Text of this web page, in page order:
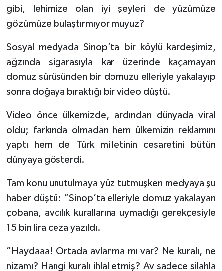
gibi, lehimize olan iyi şeyleri de yüzümüze
gözümüze bulaştırmıyor muyuz?
Sosyal medyada Sinop’ta bir köylü kardeşimiz,
ağzında sigarasıyla kar üzerinde kaçamayan
domuz sürüsünden bir domuzu elleriyle yakalayıp
sonra doğaya bıraktığı bir video düştü.
Video önce ülkemizde, ardından dünyada viral
oldu; farkında olmadan hem ülkemizin reklamını
yaptı hem de Türk milletinin cesaretini bütün
dünyaya gösterdi.
Tam konu unutulmaya yüz tutmuşken medyaya şu
haber düştü: “Sinop’ta elleriyle domuz yakalayan
çobana, avcılık kurallarına uymadığı gerekçesiyle
15 bin lira ceza yazıldı.
”Haydaaa! Ortada avlanma mı var? Ne kuralı, ne
nizamı? Hangi kuralı ihlal etmiş? Av sadece silahla